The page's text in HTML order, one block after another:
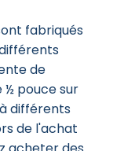
fabriqués
de
pouce sur
différents
de l'achat